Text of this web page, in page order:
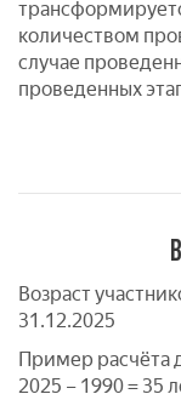
количеством
случае
проведенных
Возраст
31.12.2025
Пример расчёта
2025 – 1990 = 35